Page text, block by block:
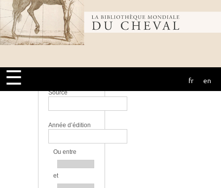
Bibliothèque
mondiale du
cheval
☰ fr en
Langue
Source
Année d’édition
Ou entre
et